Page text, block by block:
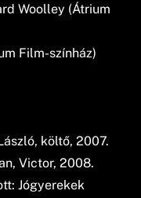
Woolley (Átrium
Film-színház)
költő, 2007.
Victor, 2008.
Jógyerekek